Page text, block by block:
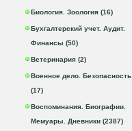
Биология. Зоология (16)
Бухгалтерский учет. Аудит.
Финансы (50)
Ветеринария (2)
Военное дело. Безопасность
(17)
Воспоминания. Биографии.
Мемуары. Дневники (2387)